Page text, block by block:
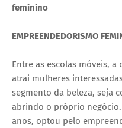
feminino
EMPREENDEDORISMO
Entre as escolas móveis, a
atrai mulheres
segmento da beleza, seja
abrindo o próprio negócio.
anos, optou pelo